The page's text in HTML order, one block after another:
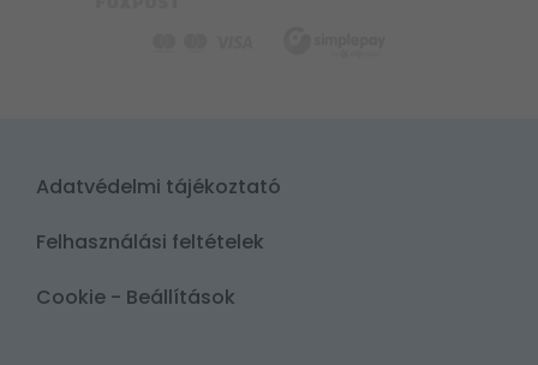
Adatvédelmi tájékoztató
Felhasználási feltételek
Cookie - Beállítások